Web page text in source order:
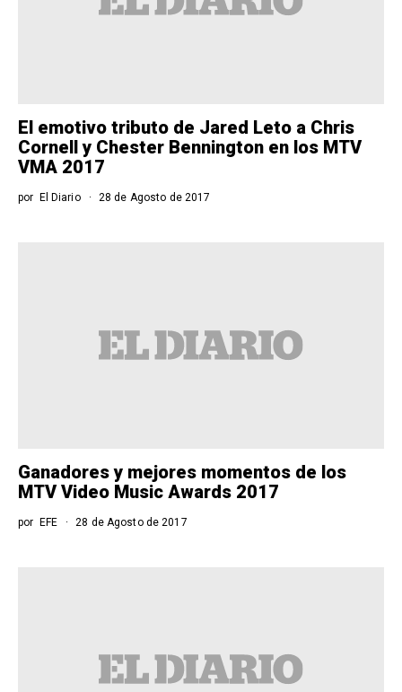
El emotivo tributo de Jared Leto a Chris
Cornell y Chester Bennington en los MTV
VMA 2017
por El Diario 28 de Agosto de 2017
Ganadores y mejores momentos de los
MTV Video Music Awards 2017
por EFE 28 de Agosto de 2017